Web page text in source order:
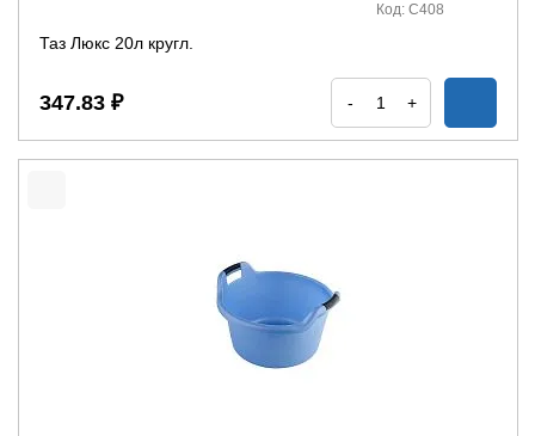
Код: С408
Таз Люкс 20л кругл.
347.83 ₽ - +